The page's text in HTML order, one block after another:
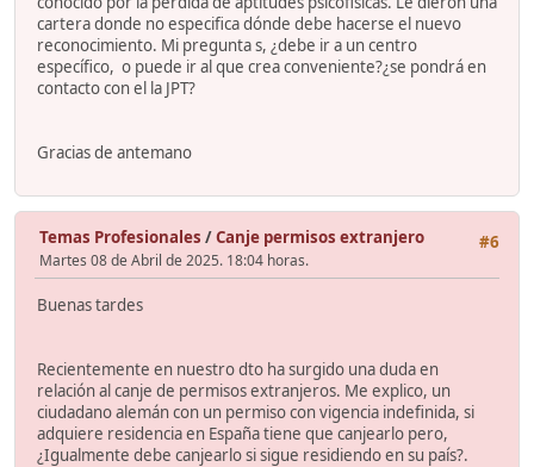
cartera donde no especifica dónde debe hacerse el nuevo
reconocimiento. Mi pregunta s, ¿debe ir a un centro
específico, o puede ir al que crea conveniente?¿se pondrá en
contacto con el la JPT?
Gracias de antemano
#6
Temas Profesionales /Canje permisos extranjero
Martes 08 de Abril de 2025. 18:04 horas.
Buenas tardes
Recientemente en nuestro dto ha surgido una duda en
relación al canje de permisos extranjeros. Me explico, un
ciudadano alemán con un permiso con vigencia indefinida, si
adquiere residencia en España tiene que canjearlo pero,
¿Igualmente debe canjearlo si sigue residiendo en su país?.